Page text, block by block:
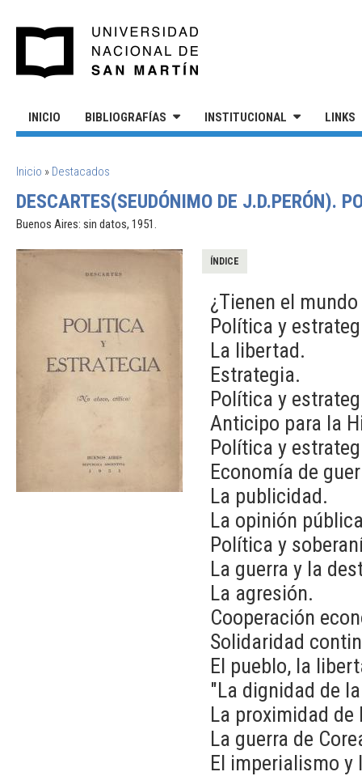
INICIO BIBLIOGRAFÍAS INSTITUCIONAL LINKS
SE ENCUENTRA USTED AQUÍ
Inicio » Destacados
DESCARTES(SEUDÓNIMO DE J.D.PERÓN).
Buenos Aires: sin datos, 1951.
ÍNDICE
¿Tienen el
Política y
La libertad.
Estrategia.
Política y
Anticipo para la
Política y
Economía de
La publicidad.
La opinión
Política y
La guerra y la
La agresión.
Cooperación
Solidaridad
El pueblo, la
"La dignidad de
La proximidad de
La guerra de
El imperialismo y